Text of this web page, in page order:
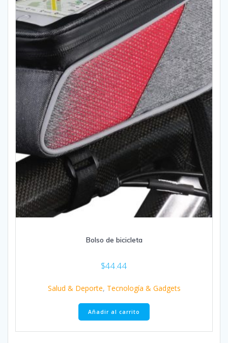
Bolso de bicicleta
$44.44
Salud & Deporte, Tecnología & Gadgets
Añadir al carrito